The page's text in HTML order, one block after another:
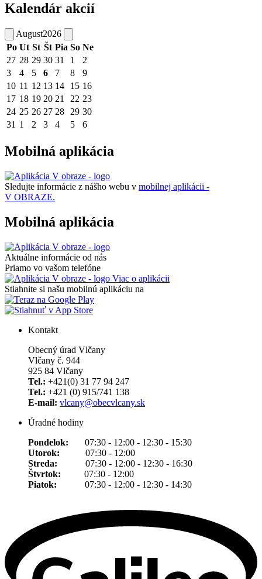
Kalendár akcií
August2026
Po Ut St Št Pia So Ne
27 28 29 30 31 1
2
3
4 5 6 7 8
9
10 11 12 13 14 15 16
17 18 19 20 21 22 23
24 25 26 27 28 29 30
31 1 2 3 4 5 6
Mobilná aplikácia
Sledujte informácie z nášho webu v mobilnej aplikácii -
V OBRAZE.
Mobilná aplikácia
Aktuálne informácie od nás
Priamo vo vašom telefóne
Viac o aplikácii
Stiahnite si našu mobilnú aplikáciu na
Kontakt
Obecný úrad Vlčany
Vlčany č. 944
925 84 Vlčany
Tel.: +421(0) 31 77 94 247
Tel.: +421 (0) 915/741 138
E-mail: vlcany@obecvlcany.sk
Úradné hodiny
Pondelok: 07:30 - 12:00 - 12:30 - 15:30
Utorok: 07:30 - 12:00
Streda: 07:30 - 12:00 - 12:30 - 16:30
Štvrtok: 07:30 - 12:00
Piatok: 07:30 - 12:00 - 12:30 - 14:30